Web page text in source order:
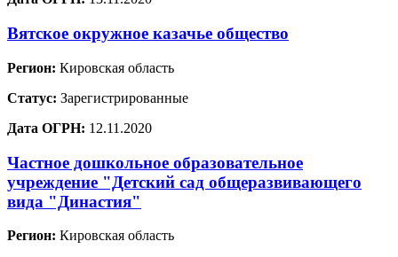
Вятское окружное казачье общество
Регион: Кировская область
Статус: Зарегистрированные
Дата ОГРН: 12.11.2020
Частное дошкольное образовательное
учреждение "Детский сад общеразвивающего
вида "Династия"
Регион: Кировская область